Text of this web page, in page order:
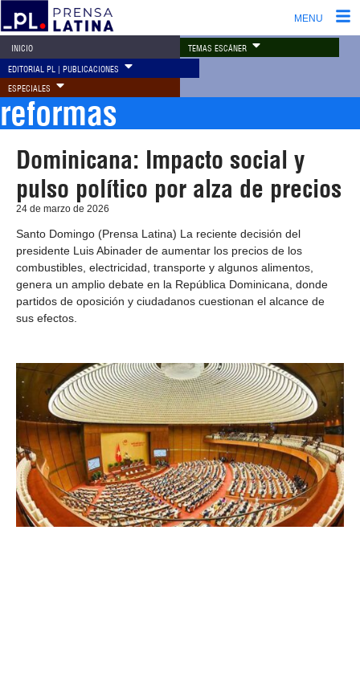
MENU
INICIO TEMAS ESCÁNER
EDITORIAL PL | PUBLICACIONES
ESPECIALES
reformas
Dominicana: Impacto social y
pulso político por alza de precios
24 de marzo de 2026
Santo Domingo (Prensa Latina) La reciente decisión del
presidente Luis Abinader de aumentar los precios de los
combustibles, electricidad, transporte y algunos alimentos,
genera un amplio debate en la República Dominicana, donde
partidos de oposición y ciudadanos cuestionan el alcance de
sus efectos.